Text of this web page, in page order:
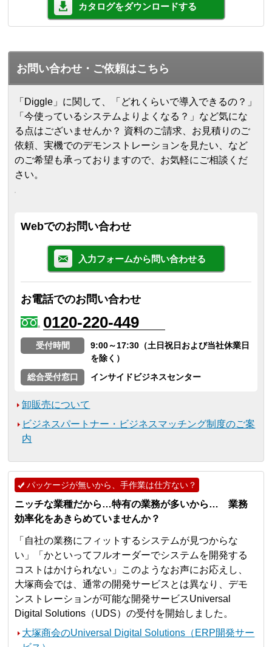
カタログをダウンロードする
お問い合わせ・ご依頼はこちら
「Diggle」に関して、「どれくらいで導入できるの？」
「今使っているシステムよりよくなる？」など気にな
る点はございませんか？ 資料のご請求、お見積りのご
依頼、実機でのデモンストレーションを見たい、など
のご希望も承っておりますので、お気軽にご相談くだ
さい。
Webでのお問い合わせ
入力フォームから問い合わせる
お電話でのお問い合わせ
0120-220-449
受付時間
9:00～17:30（土日祝日および当社休業日
を除く）
総合受付窓口
インサイドビジネスセンター
卸販売について
ビジネスパートナー・ビジネスマッチング制度のご案
内
パッケージが無いから、手作業は仕方ない？
ニッチな業種だから…特有の業務が多いから… 業務
効率化をあきらめていませんか？
「自社の業務にフィットするシステムが見つからな
い」「かといってフルオーダーでシステムを開発する
コストはかけられない」このようなお声にお応えし、
大塚商会では、通常の開発サービスとは異なり、デモ
ンストレーションが可能な開発サービスUniversal
Digital Solutions（UDS）の受付を開始しました。
大塚商会のUniversal Digital Solutions（ERP開発サー